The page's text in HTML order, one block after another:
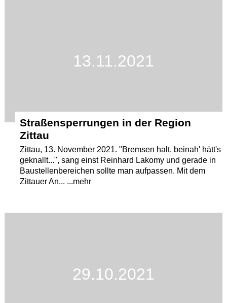
13.11.2021
Straßensperrungen in der Region
Zittau
Zittau, 13. November 2021. "Bremsen halt, beinah' hätt's
geknallt...", sang einst Reinhard Lakomy und gerade in
Baustellenbereichen sollte man aufpassen. Mit dem
Zittauer An... ...mehr
29.10.2021